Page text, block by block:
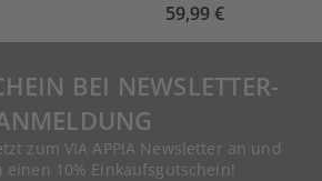
59,99 €
BEI NEWSLETTER-
zum VIA APPIA Newsletter an und
einen 10% Einkaufsgutschein!